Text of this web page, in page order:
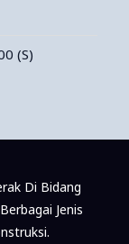
(S)
Di Bidang
Jenis